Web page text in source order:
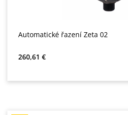
Automatické řazení Zeta 02
Běžná cena:
260,61 €